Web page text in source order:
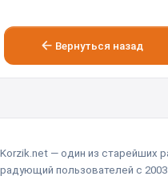
Вернуться назад
Korzik.net — один из старейших
радующий пользователей с